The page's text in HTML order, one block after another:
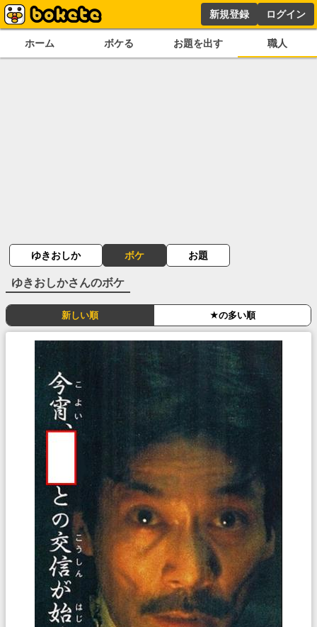
新規登録 ログイン
ホーム ボケる お題を出す 職人
ゆきおしか ボケ お題
ゆきおしかさんのボケ
新しい順 ★の多い順